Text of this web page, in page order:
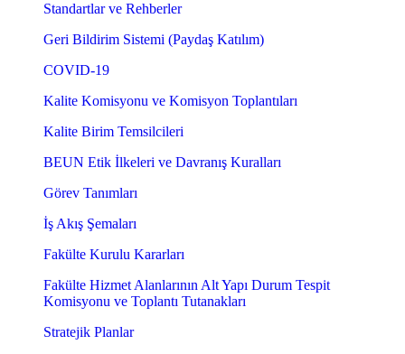
Standartlar ve Rehberler
Geri Bildirim Sistemi (Paydaş Katılım)
COVID-19
Kalite Komisyonu ve Komisyon Toplantıları
Kalite Birim Temsilcileri
BEUN Etik İlkeleri ve Davranış Kuralları
Görev Tanımları
İş Akış Şemaları
Fakülte Kurulu Kararları
Fakülte Hizmet Alanlarının Alt Yapı Durum Tespit
Komisyonu ve Toplantı Tutanakları
Stratejik Planlar